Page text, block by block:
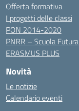
Offerta formativa
I progetti delle classi
PON 2014-2020
PNRR – Scuola Futura
ERASMUS PLUS
Novità
Le notizie
Calendario eventi